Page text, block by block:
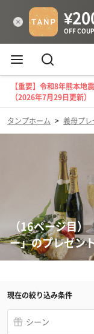
【重要】令和8年熊本地
（2026年7月29日更新）
タンプホーム > 義母プレ
（16ページ目
ー」のプレゼン
現在の絞り込み条件
シーン